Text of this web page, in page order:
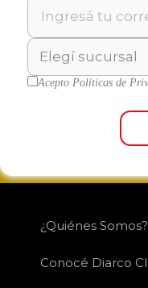
¿Quiénes Somos?
Conocé Diarco
Acepto Políticas de